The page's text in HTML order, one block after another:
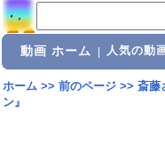
動画 ホーム 人気の動
ホーム>> 前のページ>> 斎藤
ン』